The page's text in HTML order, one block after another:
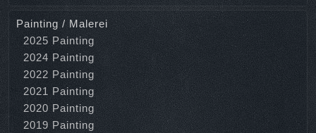
Painting / Malerei
2025 Painting
2024 Painting
2022 Painting
2021 Painting
2020 Painting
2019 Painting